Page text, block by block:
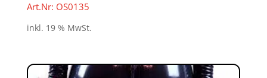
Art.Nr: OS0135
inkl. 19 % MwSt.